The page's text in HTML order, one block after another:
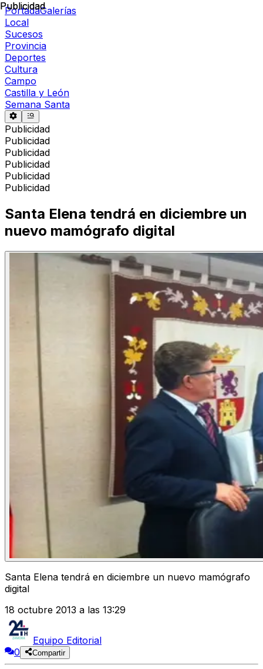
PortadaGalerías
Local
Sucesos
Provincia
Deportes
Cultura
Campo
Castilla y León
Semana Santa
Publicidad
Publicidad
Publicidad
Publicidad
Publicidad
Publicidad
Publicidad
Santa Elena tendrá en diciembre un
nuevo mamógrafo digital
Santa Elena tendrá en diciembre un nuevo mamógrafo
digital
18 octubre 2013 a las 13:29
Equipo Editorial
0
Compartir
Publicidad